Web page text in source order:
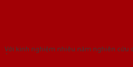
Với kinh nghiệm nhiêu năm nghiên cứu